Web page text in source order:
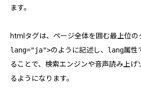
ます。
htmlタグは、ページ全体を囲む最上位の
lang="ja">のように記述し、 lang属性
ることで、検索エンジンや音声読み上げ
るようになります。